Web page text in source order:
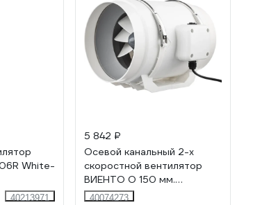
White-
40213971
5 842 ₽
Осевой канальный 2-х
скоростной вентилятор
ВИЕНТО O 150 мм.
490/600 м.куб/час + шнур с
40074273